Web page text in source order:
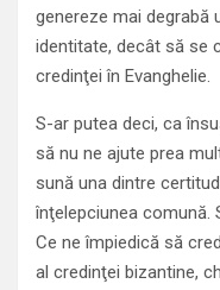
genereze mai degrabă
identitate, decât să se
credinţei în Evanghelie.
S-ar putea deci, ca
să nu ne ajute prea
sună una dintre
înţelepciunea
Ce ne împiedică să
al credinţei bizantine,